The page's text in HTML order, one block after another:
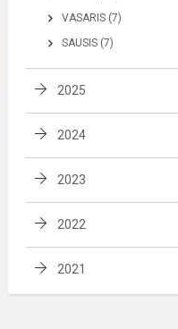
VASARIS (7)
SAUSIS (7)
2025
2024
2023
2022
2021